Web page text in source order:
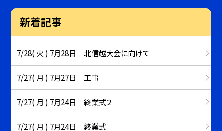
新着記事
7/28( 火 ) 7月28日 北信越大会に向けて
7/27( 月 ) 7月27日 工事
7/27( 月 ) 7月24日 終業式２
7/27( 月 ) 7月24日 終業式